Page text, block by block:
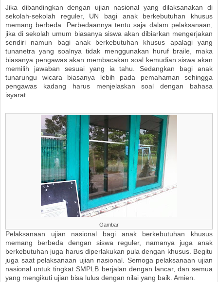
Jika dibandingkan dengan ujian nasional yang dilaksanakan di
sekolah-sekolah reguler, UN bagi anak berkebutuhan khusus
memang berbeda. Perbedaannya tentu saja dalam pelaksanaan,
jika di sekolah umum biasanya siswa akan dibiarkan mengerjakan
sendiri namun bagi anak berkebutuhan khusus apalagi yang
tunanetra yang soalnya tidak menggunakan huruf braile, maka
biasanya pengawas akan membacakan soal kemudian siswa akan
memilih jawaban sesuai yang ia tahu. Sedangkan bagi anak
tunarungu wicara biasanya lebih pada pemahaman sehingga
pengawas kadang harus menjelaskan soal dengan bahasa
isyarat.
Gambar
Pelaksanaan ujian nasional bagi anak berkebutuhan khusus
memang berbeda dengan siswa reguler, namanya juga anak
berkebutuhan juga harus diperlakukan pula dengan khusus. Begitu
juga saat pelaksanaan ujian nasional. Semoga pelaksanaan ujian
nasional untuk tingkat SMPLB berjalan dengan lancar, dan semua
yang mengikuti ujian bisa lulus dengan nilai yang baik. Amien.